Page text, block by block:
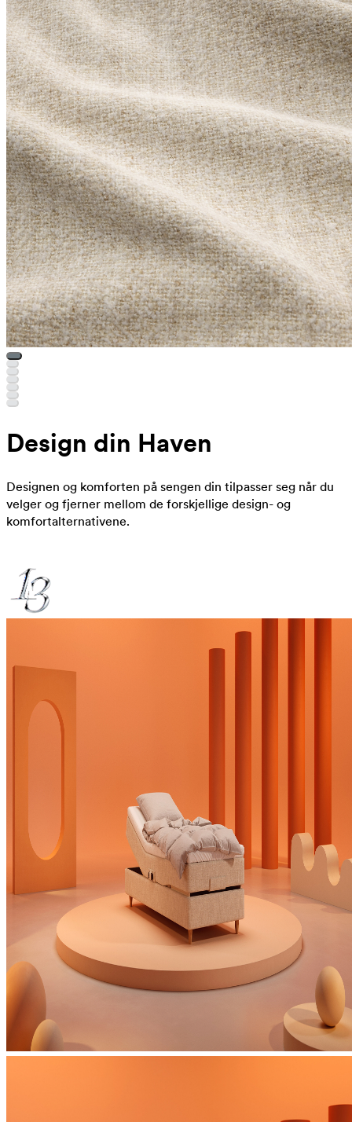
Design din Haven
Designen og komforten på sengen din tilpasser seg når du
velger og fjerner mellom de forskjellige design- og
komfortalternativene.